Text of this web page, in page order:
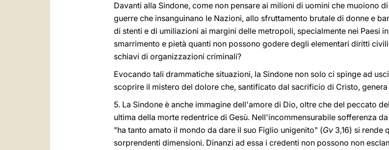
Davanti alla Sindone, come non pensare ai milioni di uomini che muoiono
guerre che insanguinano le Nazioni, allo sfruttamento brutale di donne e
di stenti e di umiliazioni ai margini delle metropoli, specialmente nei Paesi
smarrimento e pietà quanti non possono godere degli elementari diritti
schiavi di organizzazioni criminali?
Evocando tali drammatiche situazioni, la Sindone non solo ci spinge ad
scoprire il mistero del dolore che, santificato dal sacrificio di Cristo,
5. La Sindone è anche immagine dell'amore di Dio, oltre che del peccato
ultima della morte redentrice di Gesù. Nell'incommensurabile sofferenza
"ha tanto amato il mondo da dare il suo Figlio unigenito" (Gv 3,16) si rende
sorprendenti dimensioni. Dinanzi ad essa i credenti non possono non